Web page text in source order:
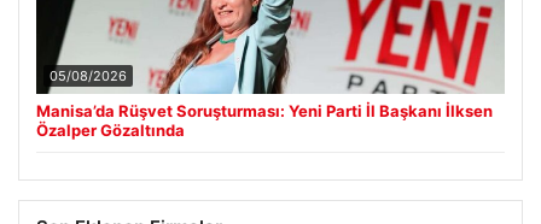
05/08/2026
Manisa’da Rüşvet Soruşturması: Yeni Parti İl Başkanı İlksen
Özalper Gözaltında